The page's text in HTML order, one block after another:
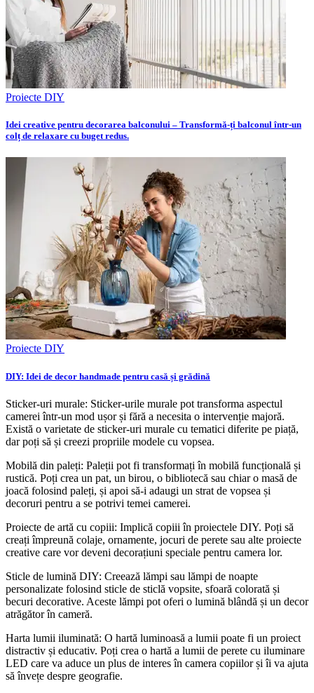
Proiecte DIY
Idei creative pentru decorarea balconului – Transformă-ți balconul într-un
colț de relaxare cu buget redus.
Proiecte DIY
DIY: Idei de decor handmade pentru casă și grădină
Sticker-uri murale: Sticker-urile murale pot transforma aspectul
camerei într-un mod ușor și fără a necesita o intervenție majoră.
Există o varietate de sticker-uri murale cu tematici diferite pe piață,
dar poți să și creezi propriile modele cu vopsea.
Mobilă din paleți: Paleții pot fi transformați în mobilă funcțională și
rustică. Poți crea un pat, un birou, o bibliotecă sau chiar o masă de
joacă folosind paleți, și apoi să-i adaugi un strat de vopsea și
decoruri pentru a se potrivi temei camerei.
Proiecte de artă cu copiii: Implică copiii în proiectele DIY. Poți să
creați împreună colaje, ornamente, jocuri de perete sau alte proiecte
creative care vor deveni decorațiuni speciale pentru camera lor.
Sticle de lumină DIY: Creează lămpi sau lămpi de noapte
personalizate folosind sticle de sticlă vopsite, sfoară colorată și
becuri decorative. Aceste lămpi pot oferi o lumină blândă și un decor
atrăgător în cameră.
Harta lumii iluminată: O hartă luminoasă a lumii poate fi un proiect
distractiv și educativ. Poți crea o hartă a lumii de perete cu iluminare
LED care va aduce un plus de interes în camera copiilor și îi va ajuta
să învețe despre geografie.